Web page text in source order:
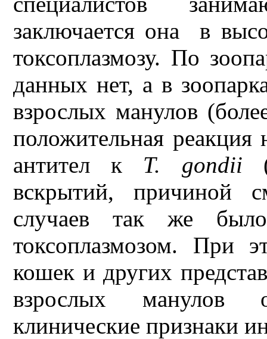
заключается она в
токсоплазмозу. По
данных нет, а в
взрослых манулов
положительная
антител к T. gondii
вскрытий, причиной
случаев так же
токсоплазмозом. При
кошек и других
взрослых манулов
клинические признаки